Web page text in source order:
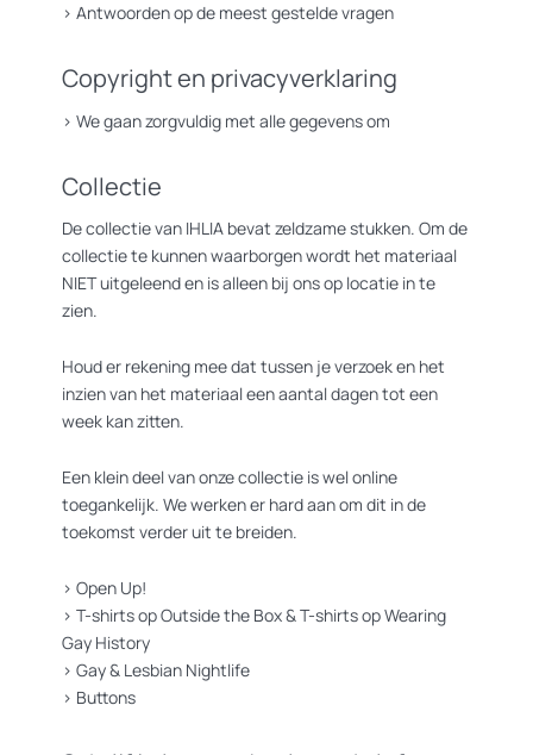
> Antwoorden op de meest gestelde vragen
Copyright en privacyverklaring
> We gaan zorgvuldig met alle gegevens om
Collectie
De collectie van IHLIA bevat zeldzame stukken. Om de
collectie te kunnen waarborgen wordt het materiaal
NIET uitgeleend en is alleen bij ons op locatie in te
zien.
Houd er rekening mee dat tussen je verzoek en het
inzien van het materiaal een aantal dagen tot een
week kan zitten.
Een klein deel van onze collectie is wel online
toegankelijk. We werken er hard aan om dit in de
toekomst verder uit te breiden.
> Open Up!
> T-shirts op Outside the Box&T-shirts op Wearing
Gay History
> Gay & Lesbian Nightlife
> Buttons